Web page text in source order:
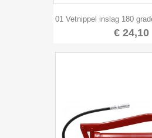
01 Vetnippel inslag 180
€ 24,10